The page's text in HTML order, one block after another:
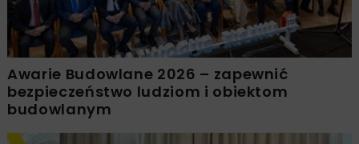
Awarie Budowlane 2026 – zapewnić
bezpieczeństwo ludziom i obiektom
budowlanym